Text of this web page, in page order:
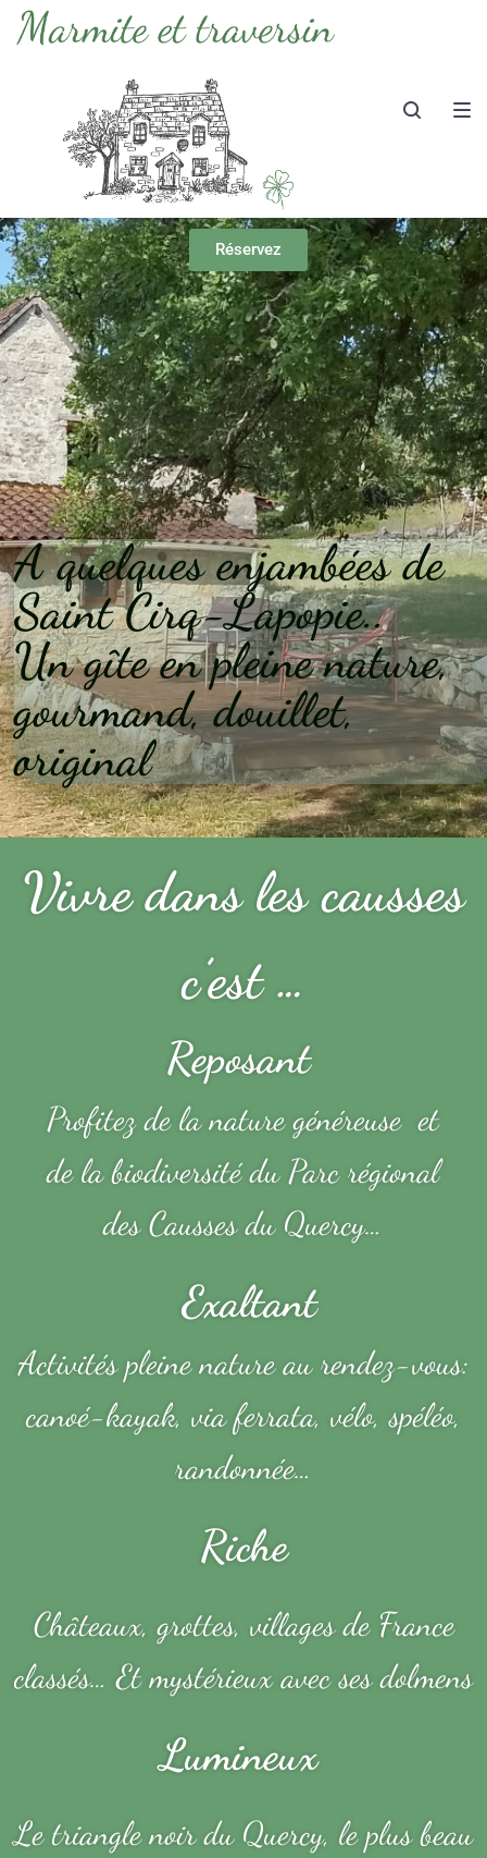
A quelques enjambées de
Saint Cirq-Lapopie..
Un gîte en pleine nature,
gourmand, douillet,
original
Réservez
Vivre dans les causses
c’est …
Reposant
Profitez de la nature généreuse et
de la biodiversité du Parc régional
des Causses du Quercy…
Exaltant
Activités pleine nature au rendez-vous:
canoé-kayak, via ferrata, vélo, spéléo,
randonnée…
Riche
Châteaux, grottes, villages de France
classés… Et mystérieux avec ses dolmens
Lumineux
Le triangle noir du Quercy, le plus beau